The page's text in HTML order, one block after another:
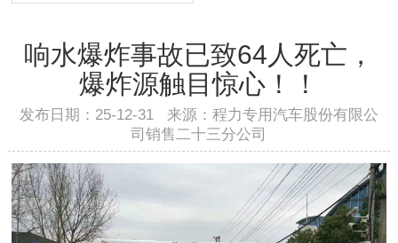
响水爆炸事故已致64人死亡，
爆炸源触目惊心！！
发布日期：25-12-31 来源：程力专用汽车股份有限公
司销售二十三分公司